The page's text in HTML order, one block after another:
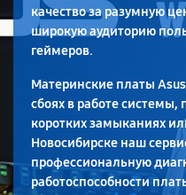
качество за разумную
широкую аудиторию
геймеров.
Материнские платы
сбоях в работе
коротких замыканиях
Новосибирске наш
профессиональную
работоспособности